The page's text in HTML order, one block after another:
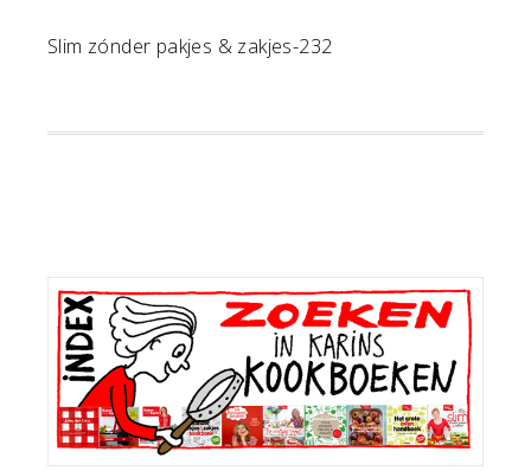
Slim zónder pakjes & zakjes-232
Primaire
Sidebar